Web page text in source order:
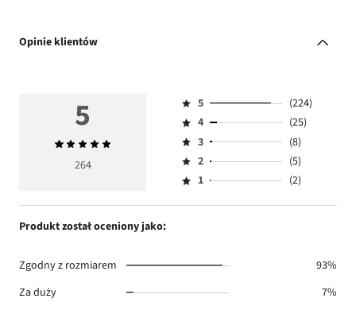
Opinie klientów
5
Średnia
ocena
264
Ocena
5,
ilość
głosów
224.
5
(224)
Ocena
4,
ilość
głosów
4
(25)
Ocena
3,
ilość
3
(8)
Ocena
2,
2
(5)
Ocena
1,
1 (2)
Produkt został oceniony jako:
Zgodny z rozmiarem
93%
Za duży
7%